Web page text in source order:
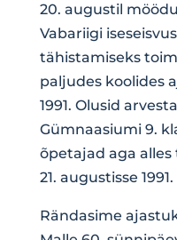
20. augustil
Vabariigi
tähistamiseks
paljudes koolides
1991. Olusid
Gümnaasiumi 9.
õpetajad aga alles
21. augustisse 1991.
Rändasime